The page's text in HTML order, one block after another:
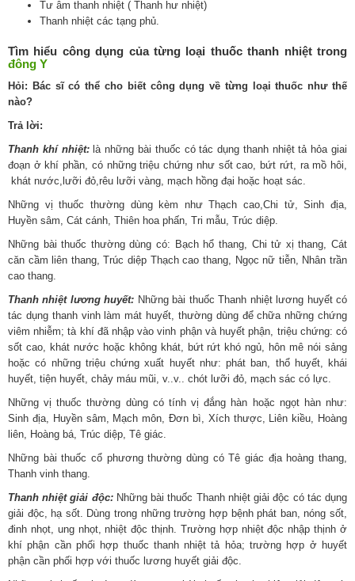
Tư âm thanh nhiệt ( Thanh hư nhiệt)
Thanh nhiệt các tạng phủ.
Tìm hiểu công dụng của từng loại thuốc thanh nhiệt trong
đông Y
Hỏi: Bác sĩ có thể cho biết công dụng về từng loại thuốc như thế
nào?
Trả lời:
Thanh khí nhiệt: là những bài thuốc có tác dụng thanh nhiệt tả hỏa giai
đoạn ở khí phần, có những triệu chứng như sốt cao, bứt rứt, ra mồ hôi,
khát nước,lưỡi đỏ,rêu lưỡi vàng, mạch hồng đại hoặc hoạt sác.
Những vị thuốc thường dùng kèm như Thạch cao,Chi tử, Sinh địa,
Huyền sâm, Cát cánh, Thiên hoa phấn, Tri mẫu, Trúc diệp.
Những bài thuốc thường dùng có: Bạch hổ thang, Chi tử xị thang, Cát
căn cầm liên thang, Trúc diệp Thạch cao thang, Ngọc nữ tiễn, Nhân trần
cao thang.
Thanh nhiệt lương huyết: Những bài thuốc Thanh nhiệt lương huyết có
tác dụng thanh vinh làm mát huyết, thường dùng để chữa những chứng
viêm nhiễm; tà khí đã nhập vào vinh phận và huyết phận, triệu chứng: có
sốt cao, khát nước hoặc không khát, bứt rứt khó ngủ, hôn mê nói sảng
hoặc có những triệu chứng xuất huyết như: phát ban, thổ huyết, khái
huyết, tiện huyết, chảy máu mũi, v..v.. chót lưỡi đỏ, mạch sác có lực.
Những vị thuốc thường dùng có tính vị đắng hàn hoặc ngọt hàn như:
Sinh địa, Huyền sâm, Mạch môn, Đơn bì, Xích thược, Liên kiều, Hoàng
liên, Hoàng bá, Trúc diệp, Tê giác.
Những bài thuốc cổ phương thường dùng có Tê giác địa hoàng thang,
Thanh vinh thang.
Thanh nhiệt giải độc: Những bài thuốc Thanh nhiệt giải độc có tác dụng
giải độc, hạ sốt. Dùng trong những trường hợp bệnh phát ban, nóng sốt,
đinh nhọt, ung nhọt, nhiệt độc thịnh. Trường hợp nhiệt độc nhập thịnh ở
khí phận cần phối hợp thuốc thanh nhiệt tả hỏa; trường hợp ở huyết
phận cần phối hợp với thuốc lương huyết giải độc.